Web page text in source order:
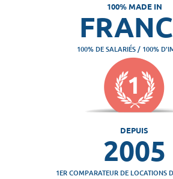
100% MADE IN
100% DE SALARIÉS / 100%
DEPUIS
2005
1ER COMPARATEUR DE LOCATIONS